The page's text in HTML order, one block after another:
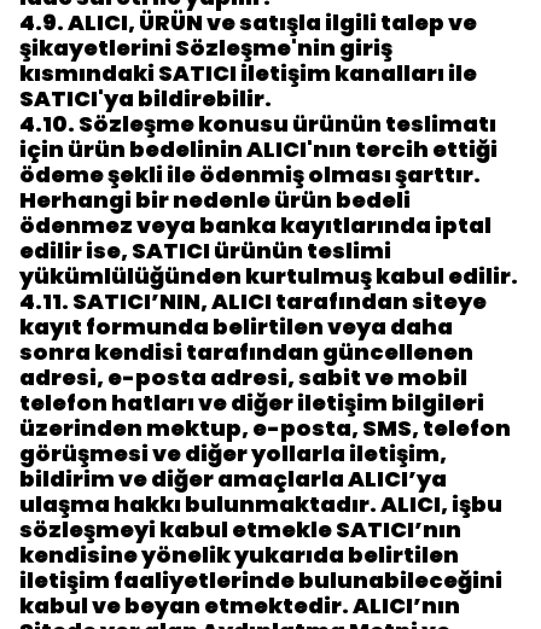
4.9.ALICI, ÜRÜN ve satışla ilgili talep ve
şikayetlerini Sözleşme'nin giriş
kısmındaki SATICI iletişim kanalları ile
SATICI'ya bildirebilir.
4.10. Sözleşme konusu ürünün teslimatı
için ürün bedelinin ALICI'nın tercih ettiği
ödeme şekli ile ödenmiş olması şarttır.
Herhangi bir nedenle ürün bedeli
ödenmez veya banka kayıtlarında iptal
edilir ise, SATICI ürünün teslimi
yükümlülüğünden kurtulmuş kabul edilir.
4.11. SATICI’NIN, ALICI tarafından siteye
kayıt formunda belirtilen veya daha
sonra kendisi tarafından güncellenen
adresi, e-posta adresi, sabit ve mobil
telefon hatları ve diğer iletişim bilgileri
üzerinden mektup, e-posta, SMS, telefon
görüşmesi ve diğer yollarla iletişim,
bildirim ve diğer amaçlarla ALICI’ya
ulaşma hakkı bulunmaktadır. ALICI, işbu
sözleşmeyi kabul etmekle SATICI’nın
kendisine yönelik yukarıda belirtilen
iletişim faaliyetlerinde bulunabileceğini
kabul ve beyan etmektedir. ALICI’nın